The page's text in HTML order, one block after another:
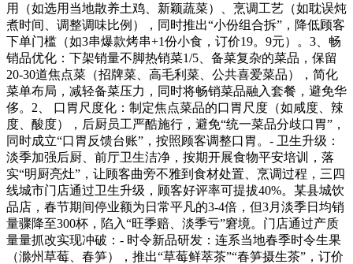
用（如选用当地散养土鸡、新颖蔬菜）、烹调工艺（如耽误炖
煮时间、调整调味比例），同时推出“小份组合拆”，降低顾客
下单门槛（如3串爆款烤串+1份小食，订价19。9元）。3、畅
销品优化：下架销量不脚热销菜1/5、备菜复杂的菜品，保留
20-30道焦点菜（招牌菜、高毛利菜、公共喜爱菜品），简化
菜单布局，减轻备菜压力，同时将畅销菜品融入套餐，避免华
侈。2、 口胃尺度化：制定焦点菜品的口胃尺度（如咸度、辣
度、酸度），后厨员工严酷施行，避免“统一菜品分歧口胃”，
同时成立“口胃反馈台账”，按照顾客调整口胃。- 卫生升级：
淡季加强后厨、前厅卫生洁净，按期开展食物平安培训，落
实“明厨亮灶”，让顾客曲旁不雅到食材处置、烹调过程，三四
线城市门店通过卫生升级，顾客好评率可提拔40%。某县城饮
品店，春节期间停业额为日常平凡的3-4倍，但3月淡季日均销
量骤降至300杯，陷入“旺季赔、淡季亏”窘境。门店通过产质
量量抓改实现冲破：- 时令新品研发：连系当地春季时令生果
（滁州草莓、春笋），推出“草莓鲜萃茶”“春笋摄生茶”，订价